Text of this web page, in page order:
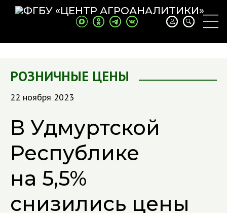
РОЗНИЧНЫЕ ЦЕНЫ
22 ноября 2023
В Удмуртской
Республике
на 5,5%
снизились цены